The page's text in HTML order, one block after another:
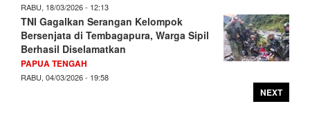
RABU, 18/03/2026 - 12:13
TNI Gagalkan Serangan Kelompok
Bersenjata di Tembagapura, Warga Sipil
Berhasil Diselamatkan
PAPUA TENGAH
RABU, 04/03/2026 - 19:58
NEXT